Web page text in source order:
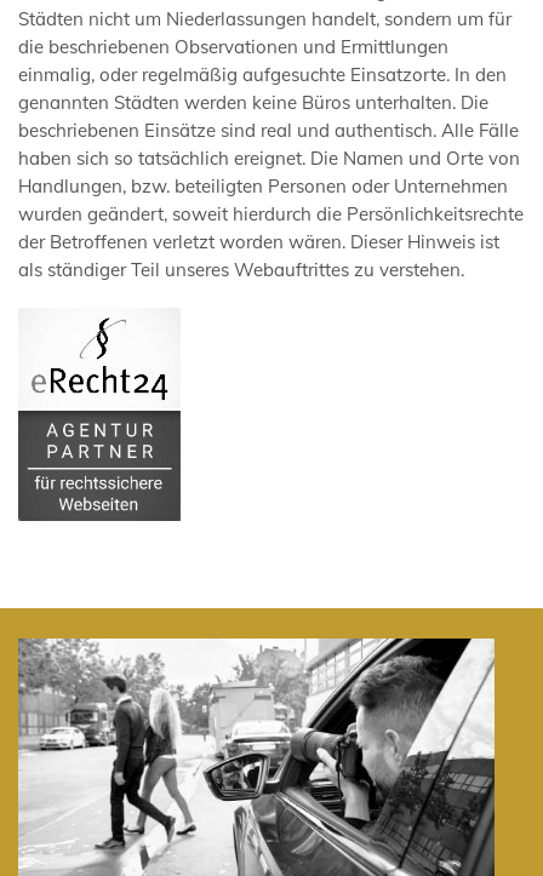
Städten nicht um Niederlassungen handelt, sondern um für
die beschriebenen Observationen und Ermittlungen
einmalig, oder regelmäßig aufgesuchte Einsatzorte. In den
genannten Städten werden keine Büros unterhalten. Die
beschriebenen Einsätze sind real und authentisch. Alle Fälle
haben sich so tatsächlich ereignet. Die Namen und Orte von
Handlungen, bzw. beteiligten Personen oder Unternehmen
wurden geändert, soweit hierdurch die Persönlichkeitsrechte
der Betroffenen verletzt worden wären. Dieser Hinweis ist
als ständiger Teil unseres Webauftrittes zu verstehen.